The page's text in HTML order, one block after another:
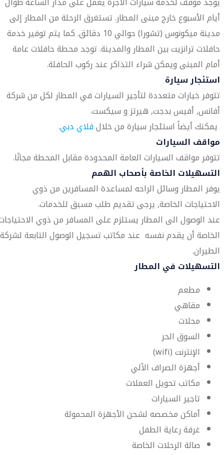
أيام الأسبوع خارج مبنى المطار. تستغرق الرحلة من المطار إلى
مدينة ميكونوس (تشورا) حوالي 10 دقائق. كما يتم توفير خدمة
حافلات ترانزيت بين المطار والمدينة. توجد محطة حافلات عامة
أمام المبنى ويمكن شراء التذاكر عند ركوب الحافلة.
استئجار سيارة
تتوفر خيارات متعددة لتأجير السيارات في المطار لكل من شركة
أفانس, أفيس بدجت, هيرتز و سيكست.
يمكنك أيضاً استئجار سيارة من خلالفلاي دبي.
مواقف السيارات
تتوفر مواقف السيارات العامة المحدودة مقابل المحطة مجانًا.
التسهيلات الخاصة بأصحاب الهمم
يوفر المطار وسائل الراحه لمساعدة المسافرين من ذوي
الاحتياجات الخاصة, يرجى تقديم طلب مسبق للخدمات.
عند الوصول الى المطار يستلزم على المسافر من ذوي
الخاصة أن يقدم نفسه عند مكاتب تسجيل الوصول التابعة لشركة
الطيران.
التسهيلات في المطار
مطعم
مقاهي
محلات
السوق الحر
الإنترنت (wifi)
أجهزة الصراف الآلي
مكاتب تحويل العملات
تاجير السيارات
أماكن مخصصه لشحن الأجهزة المحمولة
غرفة رعاية الطفل
صالة الرحلات الخاصة